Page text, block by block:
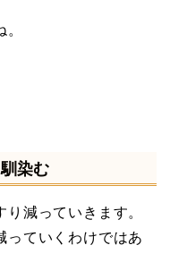
染む
減っていきます。
っていくわけではあ